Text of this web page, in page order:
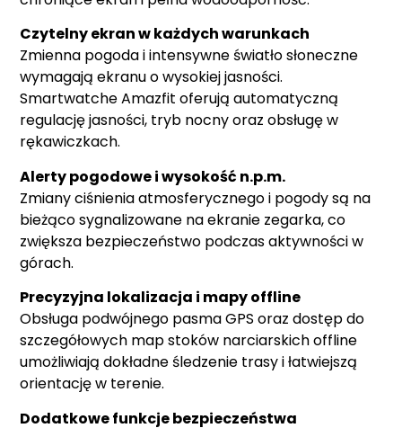
Czytelny ekran w każdych warunkach
Zmienna pogoda i intensywne światło słoneczne
wymagają ekranu o wysokiej jasności.
Smartwatche Amazfit oferują automatyczną
regulację jasności, tryb nocny oraz obsługę w
rękawiczkach.
Alerty pogodowe i wysokość n.p.m.
Zmiany ciśnienia atmosferycznego i pogody są na
bieżąco sygnalizowane na ekranie zegarka, co
zwiększa bezpieczeństwo podczas aktywności w
górach.
Precyzyjna lokalizacja i mapy offline
Obsługa podwójnego pasma GPS oraz dostęp do
szczegółowych map stoków narciarskich offline
umożliwiają dokładne śledzenie trasy i łatwiejszą
orientację w terenie.
Dodatkowe funkcje bezpieczeństwa